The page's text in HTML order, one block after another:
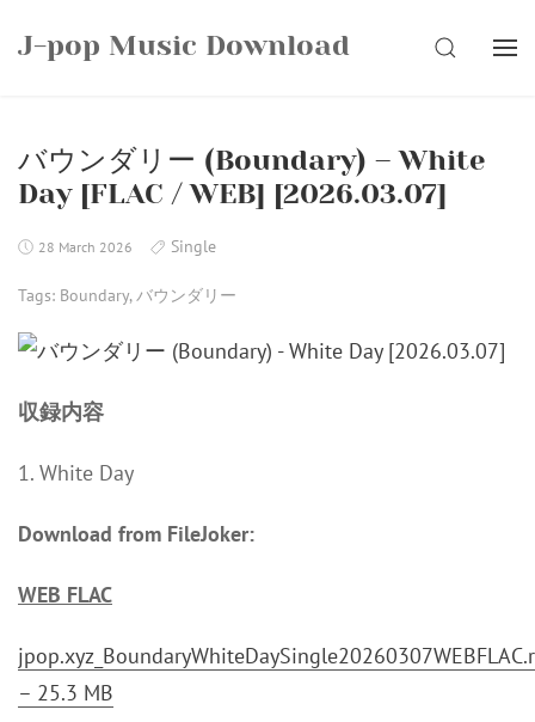
J-pop Music Download SEARCH
バウンダリー (Boundary) – White
Day [FLAC / WEB] [2026.03.07]
28 March 2026 Single
Tags: Boundary,バウンダリー
収録内容
1. White Day
Download from FileJoker:
WEB FLAC
– 25.3 MB